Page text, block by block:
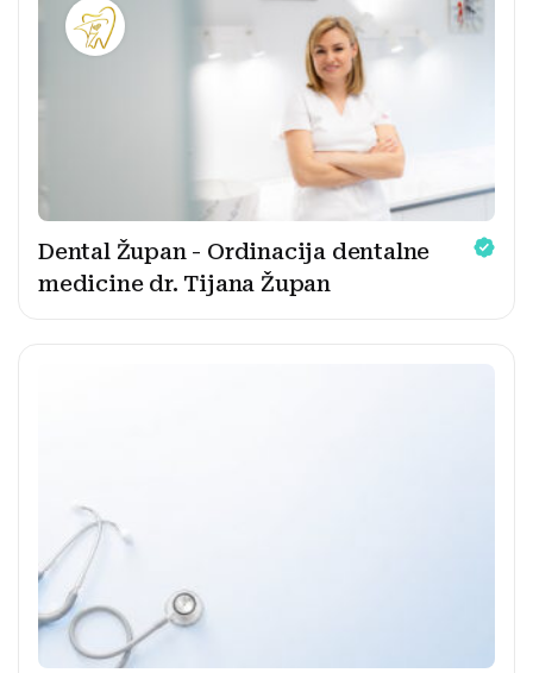
Dental Župan - Ordinacija dentalne
medicine dr. Tijana Župan